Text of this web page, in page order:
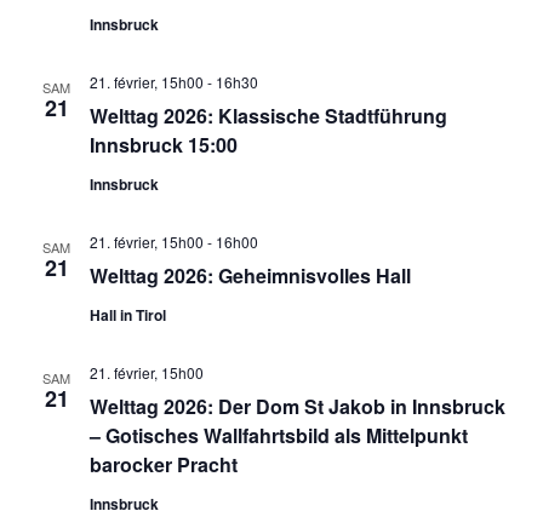
Innsbruck
SAM
21
Welttag 2026: Klassische Stadtführung
Innsbruck 15:00
21. février, 15h00 - 16h30
Innsbruck
SAM
21 Welttag 2026: Geheimnisvolles Hall
21. février, 15h00 - 16h00
Hall in Tirol
SAM
21
Welttag 2026: Der Dom St Jakob in Innsbruck
– Gotisches Wallfahrtsbild als Mittelpunkt
barocker Pracht
21. février, 15h00
Innsbruck